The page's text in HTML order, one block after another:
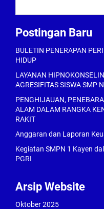
Postingan Baru
BULETIN PENERAPAN
HIDUP
LAYANAN
AGRESIFITAS SISWA SMP
PENGHIJAUAN,
ALAM DALAM RANGKA
RAKIT
Anggaran dan Laporan
Kegiatan SMPN 1 Kayen
PGRI
Arsip Website
Oktober 2025